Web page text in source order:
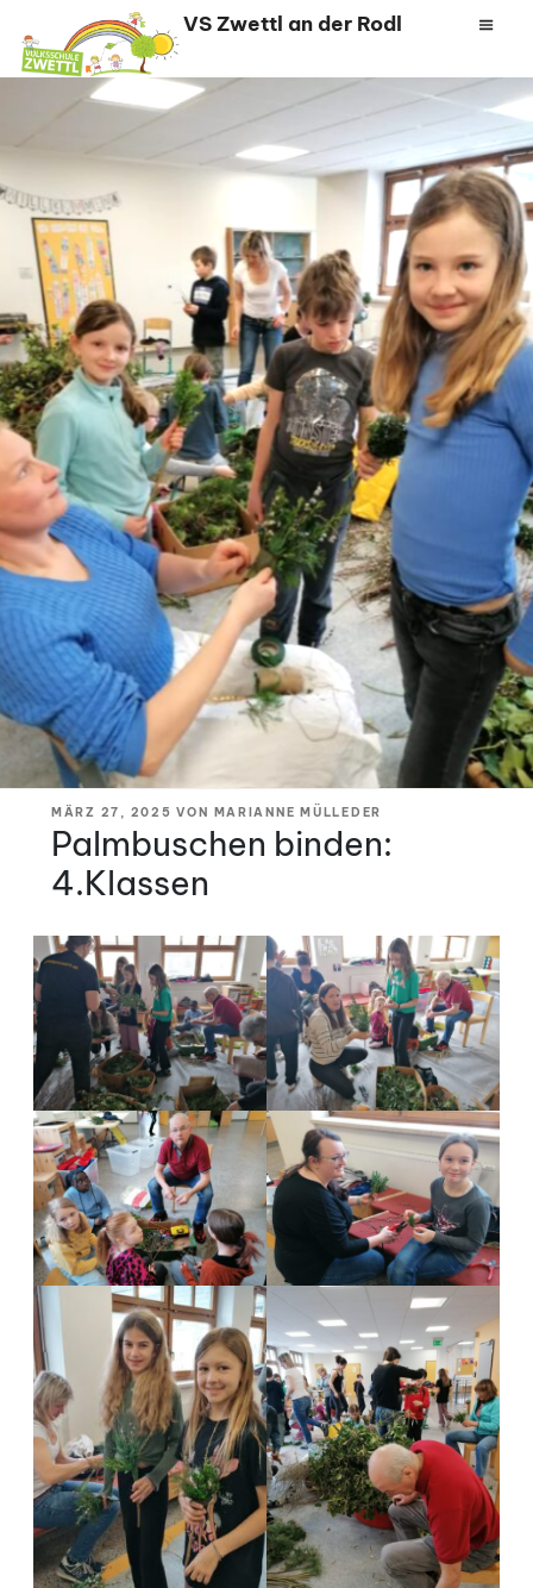
Inhalt
springen
VS Zwettl an der Rodl
VERÖFFENTLICHT
AM
MÄRZ 27, 2025 VON MARIANNE MÜLLEDER
Palmbuschen binden:
4.Klassen